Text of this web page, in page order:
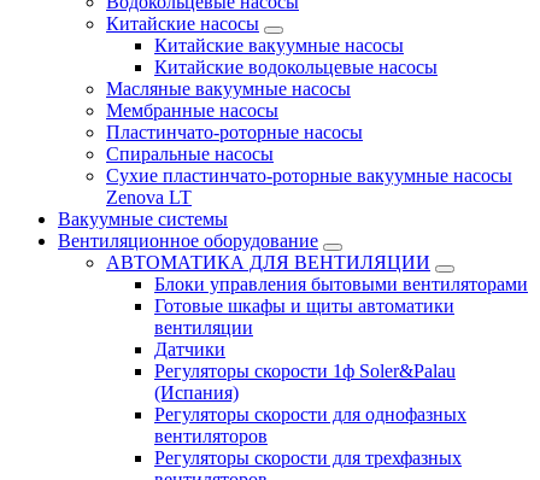
Китайские насосы
Китайские вакуумные насосы
Китайские водокольцевые насосы
Масляные вакуумные насосы
Мембранные насосы
Пластинчато-роторные насосы
Спиральные насосы
Сухие пластинчато-роторные вакуумные насосы
Zenova LT
Вакуумные системы
Вентиляционное оборудование
АВТОМАТИКА ДЛЯ ВЕНТИЛЯЦИИ
Блоки управления бытовыми вентиляторами
Готовые шкафы и щиты автоматики
вентиляции
Датчики
Регуляторы скорости 1ф Soler&Palau
(Испания)
Регуляторы скорости для однофазных
вентиляторов
Регуляторы скорости для трехфазных